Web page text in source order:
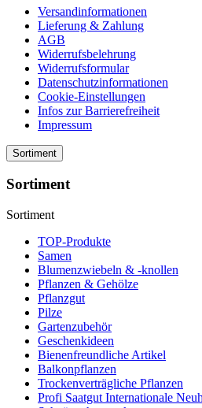
Versandinformationen
Lieferung & Zahlung
AGB
Widerrufsbelehrung
Widerrufsformular
Datenschutzinformationen
Cookie-Einstellungen
Infos zur Barrierefreiheit
Impressum
Sortiment
Sortiment
Sortiment
TOP-Produkte
Samen
Blumenzwiebeln & -knollen
Pflanzen & Gehölze
Pflanzgut
Pilze
Gartenzubehör
Geschenkideen
Bienenfreundliche Artikel
Balkonpflanzen
Trockenverträgliche Pflanzen
Profi Saatgut Internationale